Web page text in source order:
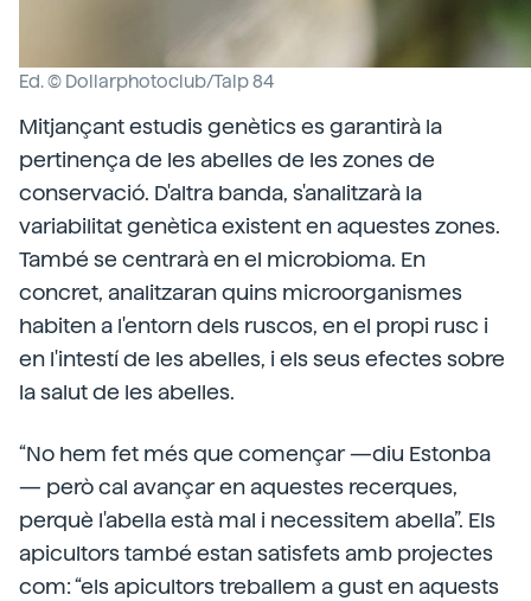
Ed. © Dollarphotoclub/Talp 84
Mitjançant estudis genètics es garantirà la
pertinença de les abelles de les zones de
conservació. D'altra banda, s'analitzarà la
variabilitat genètica existent en aquestes zones.
També se centrarà en el microbioma. En
concret, analitzaran quins microorganismes
habiten a l'entorn dels ruscos, en el propi rusc i
en l'intestí de les abelles, i els seus efectes sobre
la salut de les abelles.
“No hem fet més que començar —diu Estonba
— però cal avançar en aquestes recerques,
perquè l'abella està mal i necessitem abella”. Els
apicultors també estan satisfets amb projectes
com: “els apicultors treballem a gust en aquests